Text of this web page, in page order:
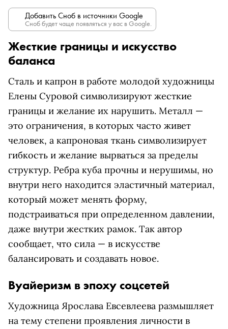
Добавить Сноб в источники Google
Сноб будет чаще появляться у вас в Google.
Жесткие границы и искусство
баланса
Сталь и капрон в работе молодой художницы
Елены Суровой символизируют жесткие
границы и желание их нарушить. Металл —
это ограничения, в которых часто живет
человек, а капроновая ткань символизирует
гибкость и желание вырваться за пределы
структур. Ребра куба прочны и нерушимы, но
внутри него находится эластичный материал,
который может менять форму,
подстраиваться при определенном давлении,
даже внутри жестких рамок. Так автор
сообщает, что сила — в искусстве
балансировать и создавать новое.
Вуайеризм в эпоху соцсетей
Художница Ярослава Евсевлеева размышляет
на тему степени проявления личности в